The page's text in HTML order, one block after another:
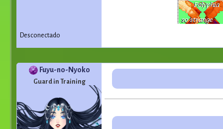
Desconectado
Fuyu-no-Nyoko
Guard in Training